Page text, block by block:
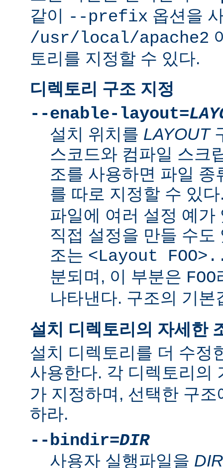
같이
--prefix 옵션을
/usr/local/apache2
토리를 지정할 수 있다.
디렉토리 구조 지정
--enable-layout=
설치 위치를 LAYOUT
스코드와 컴파일 스크
조를 사용하면 파일
를 따로 지정할 수 있
파일에 여러 설정 예가
직접 설정을 만들 수도
조는 <Layout
분되며, 이 부분은 FOO
나타낸다. 구조의 기
설치 디렉토리의 자세한
설치 디렉토리를 더 수정
사용한다. 각 디렉토리의
가 지정하며, 선택한 구
하라.
--bindir=DIR
사용자 실행파일을 DIR